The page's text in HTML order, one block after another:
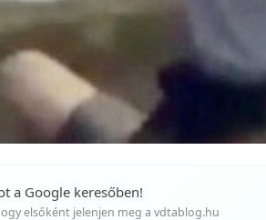
a Google keresőben!
elsőként jelenjen meg a vdtablog.hu